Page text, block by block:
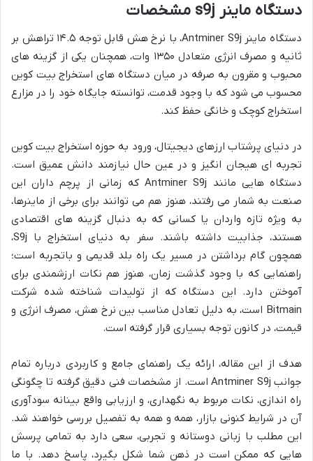
دستگاه ماینر s9j مشخصات
دستگاه ماینر Antminer S9j، با نرخ هش قابل توجه ۱۴.۵ تراهش بر
ثانیه و مصرف انرژی متعادل ۱۳۵۰ وات، همچنان یکی از گزینه های
محبوب و مقرون به صرفه در میان دستگاه های استخراج بیت کوین
محسوب می شود که با وجود قدمت، توانسته جایگاه خود را در مزارع
استخراج کوچک و خانگی حفظ کند.
در دنیای پرشتاب ارزهای دیجیتال، ورود به حوزه استخراج بیت کوین
تجربه ای هیجان انگیز و در عین حال نیازمند دانش عمیق است.
دستگاه هایی مانند Antminer S9j که زمانی از پرچم داران این
صنعت به شمار می رفتند، هنوز هم می توانند برای برخی از ماینرها،
به ویژه تازه واردان یا کسانی که به دنبال گزینه های اقتصادی
هستند، جذابیت داشته باشند. سفر به دنیای استخراج با S9j،
همچون گام برداشتن در مسیر یک راه بلد قدیمی و باتجربه است؛
راهنمایی که با وجود گذشت زمان، هنوز هم نکات ارزشمندی برای
آموختن دارد. این دستگاه که از تولیدات شناخته شده شرکت
Bitmain است، به دلیل تعادل مناسب بین نرخ هش، مصرف انرژی و
قیمت، در کانون توجه بسیاری قرار گرفته است.
هدف از این مقاله، ارائه یک راهنمای جامع و کاربردی درباره تمام
جوانب Antminer S9j است. از مشخصات فنی دقیق گرفته تا چگونگی
راه اندازی، نکات مربوط به نگهداری، و ارزیابی واقع بینانه سودآوری
آن در شرایط کنونی بازار، همه و همه به تفصیل بررسی خواهند شد.
این مطلب با زبانی دوستانه و تجربی، سعی دارد به تمامی پرسش
هایی که ممکن است در ذهن شما شکل بگیرد، پاسخ دهد. با ما